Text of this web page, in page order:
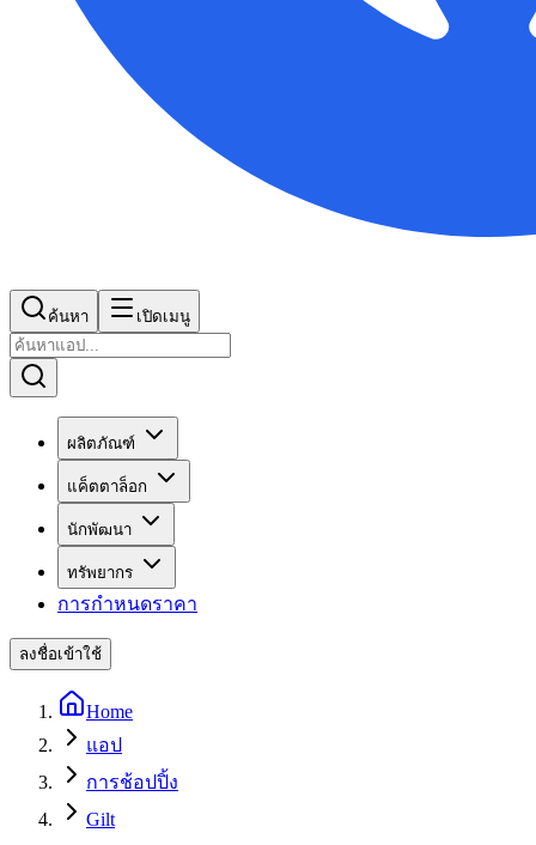
ค้นหา เปิดเมนู
ผลิตภัณฑ์
แค็ตตาล็อก
นักพัฒนา
ทรัพยากร
การกำหนดราคา
ลงชื่อเข้าใช้
Home
แอป
การช้อปปิ้ง
Gilt